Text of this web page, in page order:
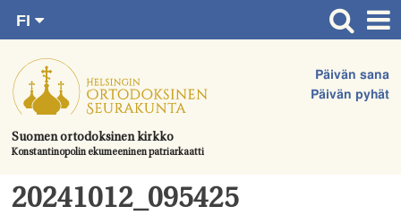
suoraan
sisältöön.
Suomen ortodoksinen kirkko
Konstantinopolin ekumeeninen patriarkaatti
Päivän sana
Päivän pyhät
FI
SV
EN
UA
Etusivu
Ajankohtaista
Juhlat & toimitukset
Kirkot
20241012_095425